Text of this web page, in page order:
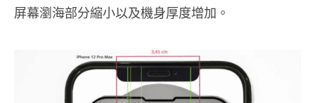
屏幕瀏海部分縮小以及機身厚度增加。